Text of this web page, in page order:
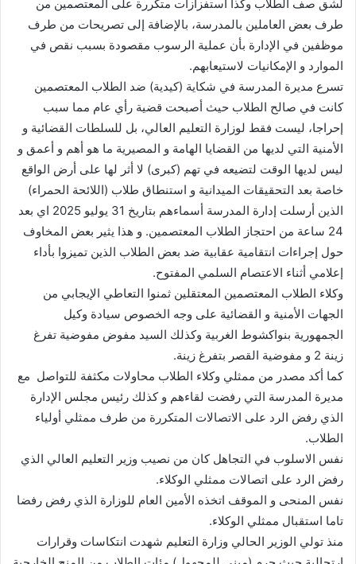
لشق صف الطلاب وكذا استفزازات متكررة على المعتصمين من
طرف بعض العاملين بالمدرسة، بالإضافة إلى تصريحات من طرف
موظفين في الإدارة بأن عملية الرسوب مقصودة بسبب نقص في
الموارد و الإمكانيات لاستيعابهم.
تسرع مديرة المدرسة في شكاية (كيدية) ضد الطلاب المعتصمين
كانت في صالح الطلاب حيث أصبحت قضية رأي عام مما سبب
إحراجا، ليست فقط لوزارة التعليم العالي، بل للسلطات القضائية و
الأمنية التي لديها من القضايا الهامة و المصيرية ما هو أهم و أعمق و
ليس لديها الوقت لتضيعه في تهم (كبرى) لا أثر لها على أرض الواقع
خاصة بعد التحقيقات الميدانية و استنطاق طلاب (اللائحة الحمراء)
الذين أرسلت إدارة المدرسة أسماءهم بتاريخ 31 يوليو 2025 اي بعد
24 ساعة من احتجاز الطلاب المعتصمين. و هذا يثير بعض المخاوف
حول إجراءات انتقامية عقابية ضد بعض الطلاب الذين تميزوا بأداء
إعلامي أثناء الاعتصام السلمي المفتوح.
وكلاء الطلاب المعتصمين المعتقلين ثمنوا التعاطي الإيجابي من
الجهات الأمنية و القضائية على وجه الخصوص سيادة وكيل
الجمهورية بنواكشوط الغربية وكذلك السيد مفوض مفوضية تفرغ
زينة 2 و مفوضية القصر بتفرغ زينة.
كما أكد مصدر من ممثلي وكلاء الطلاب محاولات مكثفة للتواصل مع
مديرة المدرسة التي رفضت لقاءهم و كذلك رئيس مجلس الإدارة
الذي رفض الرد على الاتصالات المتكررة من طرف ممثلي أولياء
الطلاب.
نفس الاسلوب في التجاهل كان من نصيب وزير التعليم العالي الذي
رفض الرد على اتصالات ممثلي الوكلاء.
نفس المنحى و الموقف اتخذه الأمين العام للوزارة الذي رفض رفضا
تاما استقبال ممثلي الوكلاء.
منذ تولي الوزير الحالي وزارة التعليم شهدت انتكاسات وقرارات